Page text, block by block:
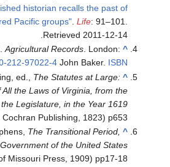
historian recalls the past of
Pacific groups" .Life: 91–101
Retrieved 2011-12-14
^
Agricultural Records . London:
John Baker. ISBN
212-97022-4
^
ed., The Statutes at Large:
the Laws of Virginia, from the
Legislature, in the Year 1619
Publishing, 1823) p653
^
The Transitional Period,
of the United States
Missouri Press, 1909) pp17-18